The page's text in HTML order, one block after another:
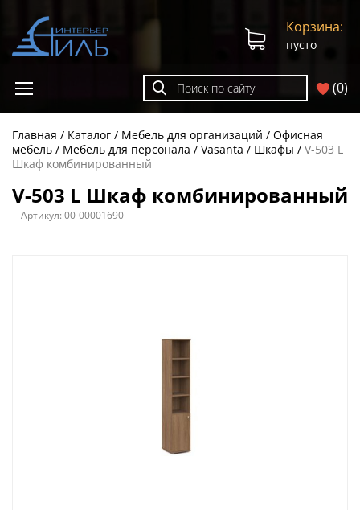
(0)
Корзина:
пусто
Главная Каталог Мебель для организаций
Офисная
мебель
Мебель для персонала Vasanta Шкафы
V-503 L
Шкаф комбинированный
V-503 L Шкаф комбинированный
Артикул:00-00001690